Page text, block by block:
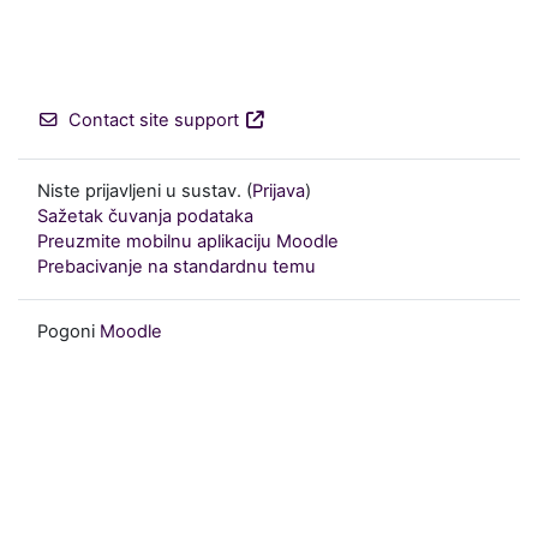
Contact site support
Niste prijavljeni u sustav. (Prijava)
Sažetak čuvanja podataka
Preuzmite mobilnu aplikaciju Moodle
Prebacivanje na standardnu temu
Pogoni Moodle